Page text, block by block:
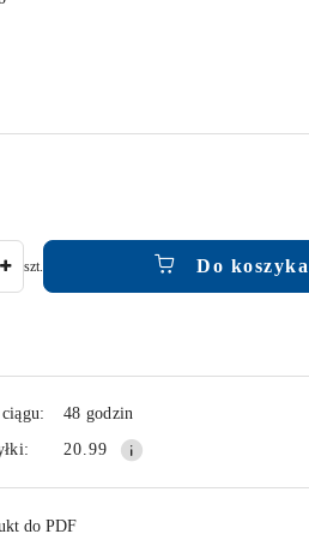
szt. Do koszyka
48 godzin
20.99
do PDF